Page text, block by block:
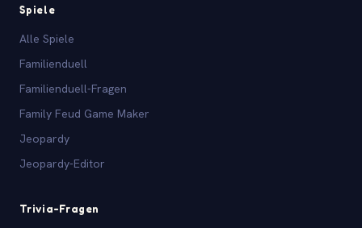
Spiele
Alle Spiele
Familienduell
Familienduell-Fragen
Family Feud Game Maker
Jeopardy
Jeopardy-Editor
Trivia-Fragen